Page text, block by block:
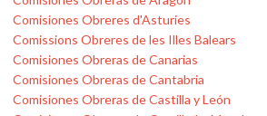
Comisiones Obreres d'Asturies
Comissions Obreres de les Illes Balears
Comisiones Obreras de Canarias
Comisiones Obreras de Cantabria
Comisiones Obreras de Castilla y León